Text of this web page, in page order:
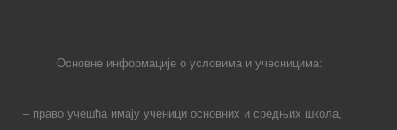
Основне информације о условима и учесницима:
– право учешћа имају ученици основних и средњих школа,